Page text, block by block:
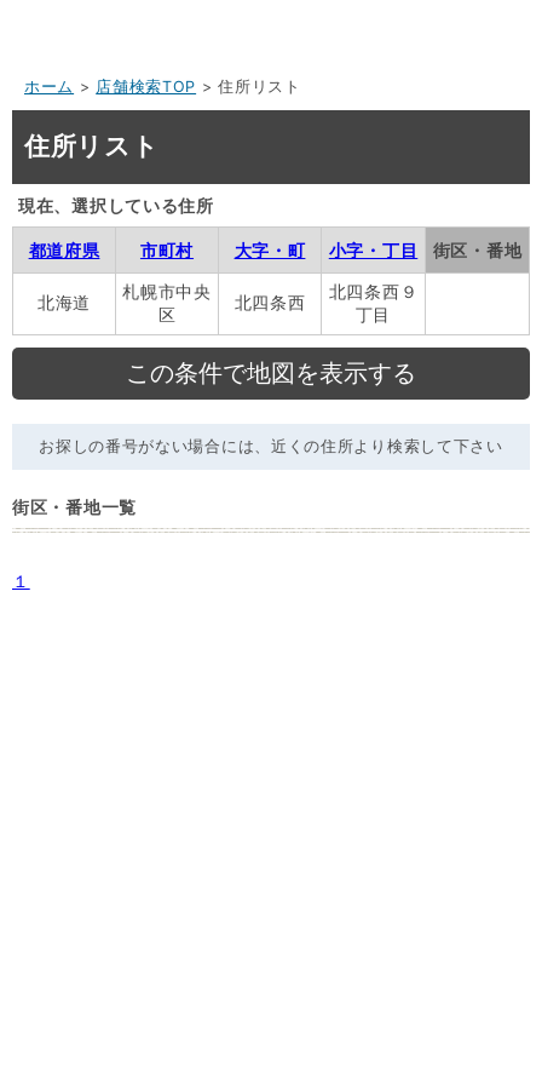
ホーム > 店舗検索TOP > 住所リスト
住所リスト
現在、選択している住所
都道府県 市町村 大字・町 小字・丁目 街区・番地
北海道
札幌市中央
区
北四条西
北四条西９
丁目
お探しの番号がない場合には、近くの住所より検索して下さい
街区・番地一覧
１